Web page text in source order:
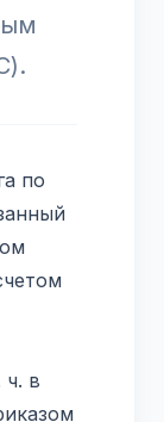
по
ч. в